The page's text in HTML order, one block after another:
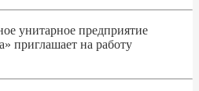
унитарное предприятие
приглашает на работу